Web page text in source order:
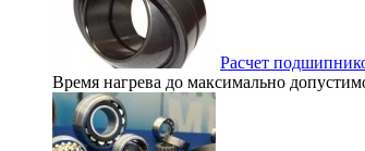
Расчет
Время нагрева до максимально